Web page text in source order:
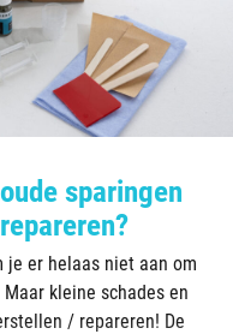
sparingen
je er helaas niet aan om
kleine schades en
/ repareren! De